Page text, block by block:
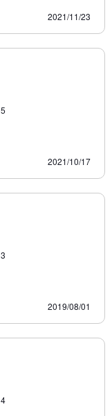
2021/11/23
5
2021/10/17
3
2019/08/01
4